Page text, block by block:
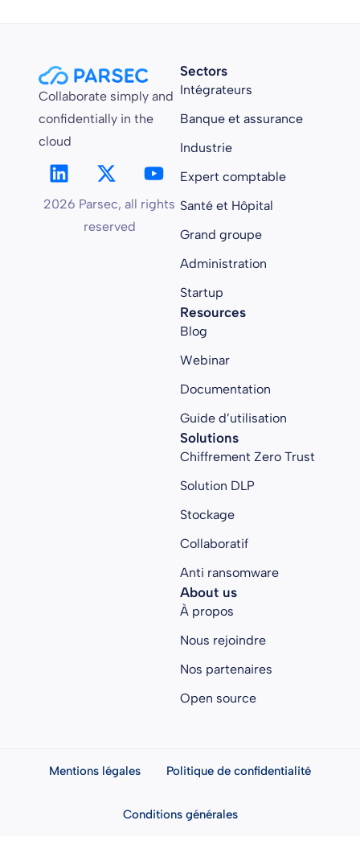
Collaborate simply and
confidentially in the
cloud
2026 Parsec, all rights
reserved
Sectors
Intégrateurs
Banque et assurance
Industrie
Expert comptable
Santé et Hôpital
Grand groupe
Administration
Startup
Resources
Blog
Webinar
Documentation
Guide d’utilisation
Solutions
Chiffrement Zero Trust
Solution DLP
Stockage
Collaboratif
Anti ransomware
About us
À propos
Nous rejoindre
Nos partenaires
Open source
Mentions légales Politique de confidentialité
Conditions générales